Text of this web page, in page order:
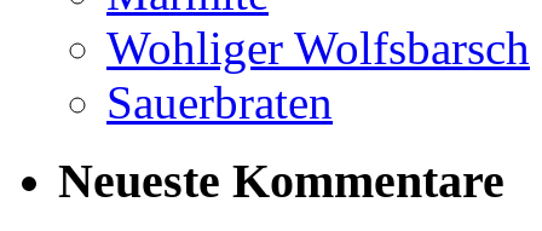
Wohliger Wolfsbarsch
Sauerbraten
Neueste Kommentare